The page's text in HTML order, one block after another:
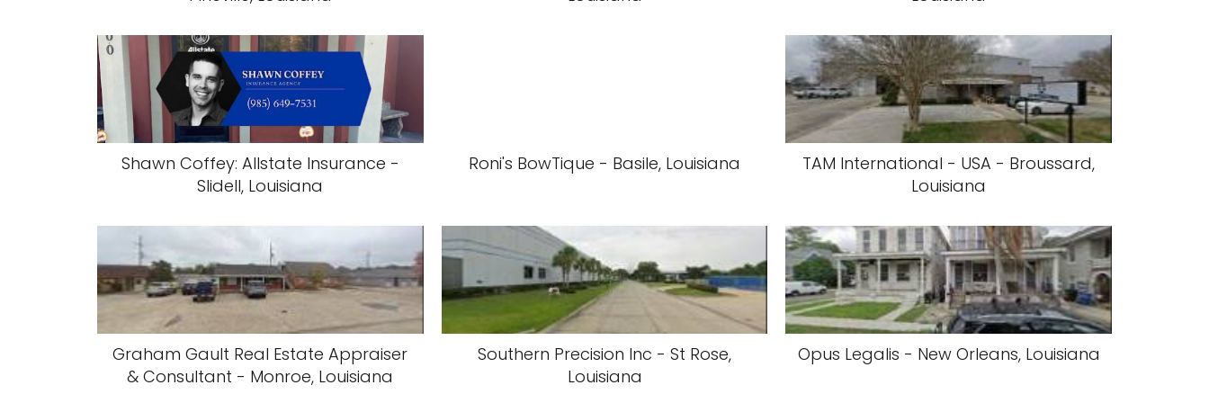
Shawn Coffey: Allstate Insurance -
Slidell, Louisiana
Roni's BowTique - Basile, Louisiana
TAM International - USA - Broussard,
Louisiana
Graham Gault Real Estate Appraiser
& Consultant - Monroe, Louisiana
Southern Precision Inc - St Rose,
Louisiana
Opus Legalis - New Orleans, Louisiana